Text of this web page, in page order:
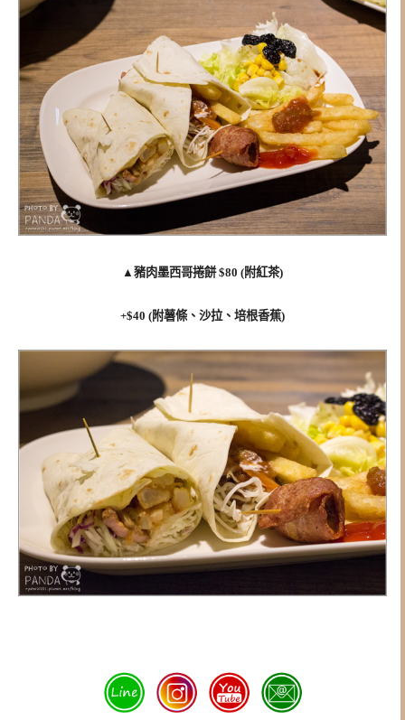
▲ 豬肉墨西哥捲餅 $80 (附紅茶)
+$40 (附薯條、沙拉、培根香蕉)